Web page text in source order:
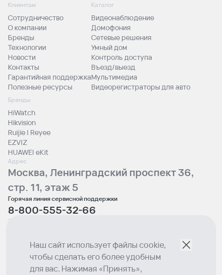
Наш сайт использует файлы cookie,
чтобы сделать его более удобным
для вас. Нажимая «Принять»,
Клиентам
Сотрудничество
О компании
Бренды
Технологии
Новости
Контакты
Гарантийная поддержка
Полезные ресурсы
Каталог
Видеонаблюдение
Домофония
Сетевые решения
Умный дом
Контроль доступа
Въезд/выезд
Мультимедиа
Видеорегистраторы для авто
Бренды
HiWatch
Hikvision
Ruijie | Reyee
EZVIZ
HUAWEI eKit
Адрес
Москва, Ленинградский проспект 36,
стр. 11, этаж 5
Горячая линия сервисной поддержки
8-800-555-32-66
Телефон отдела продаж
sales@lumion.tech
Социальные сети